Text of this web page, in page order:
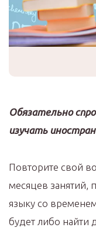
Обязательно
изучать
Повторите свой
месяцев занятий,
языку со
будет либо найти